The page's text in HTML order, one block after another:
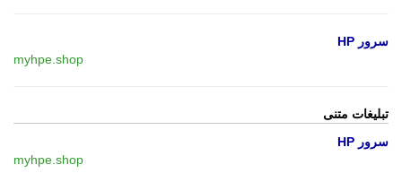
سرور HP
myhpe.shop
تبلیغات متنی
سرور HP
myhpe.shop